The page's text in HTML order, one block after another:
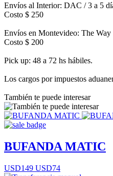
Envíos al Interior: DAC / 3 a 5
Costo $ 250
Envíos en Montevideo: The
Costo $ 200
Pick up: 48 a 72 hs hábiles.
Los cargos por impuestos
También te puede interesar
BUFANDA MATIC
USD149 USD74